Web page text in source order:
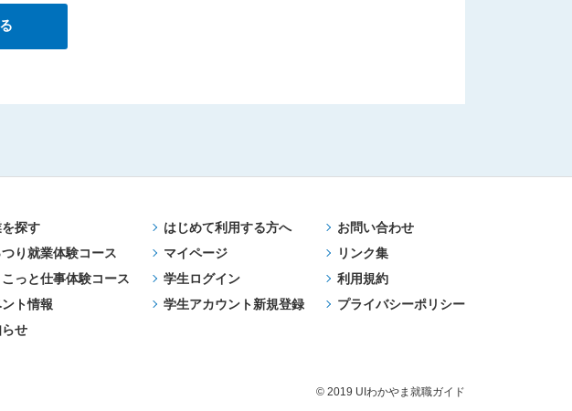
探す
り就業体験コース
っと仕事体験コース
ト情報
せ
はじめて利用する方へ
マイページ
学生ログイン
学生アカウント新規登録
お問い合わせ
リンク集
利用規約
プライバシーポリシー
© 2019 UIわかやま就職ガイド